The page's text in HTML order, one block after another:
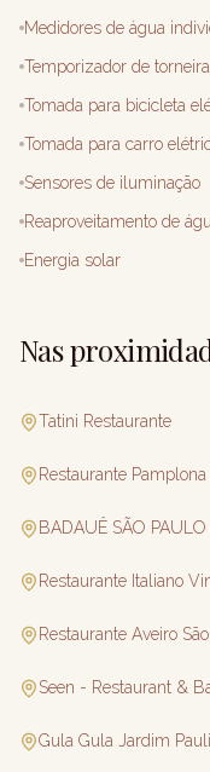
Medidores de água
Temporizador de
Tomada para bicicleta
Tomada para carro
Sensores de iluminação
Reaproveitamento de
Energia solar
Nas
Tatini Restaurante
Restaurante Pamplona
BADAUÊ SÃO PAULO
Restaurante Italiano
Restaurante Aveiro
Seen - Restaurant &
Gula Gula Jardim